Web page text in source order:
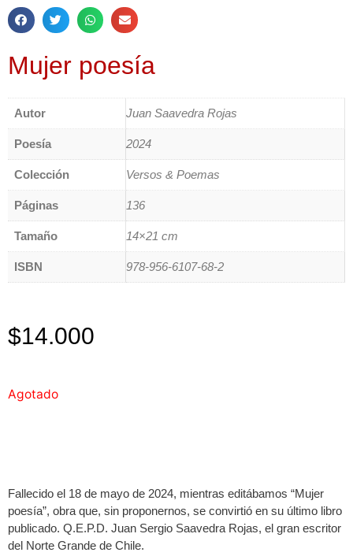
Mujer poesía
Autor Juan Saavedra Rojas
Poesía 2024
Colección Versos & Poemas
Páginas 136
Tamaño 14×21 cm
ISBN 978-956-6107-68-2
$14.000
Agotado
Fallecido el 18 de mayo de 2024, mientras editábamos “Mujer
poesía”, obra que, sin proponernos, se convirtió en su último libro
publicado. Q.E.P.D. Juan Sergio Saavedra Rojas, el gran escritor
del Norte Grande de Chile.